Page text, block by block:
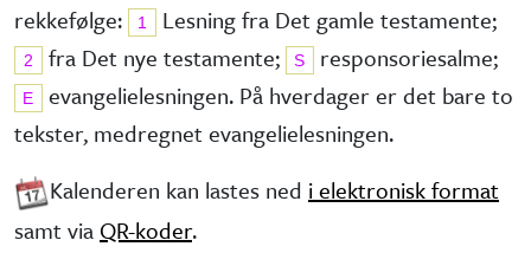
rekkefølge:
1 Lesning fra Det gamle testa­mente;
2 fra Det nye testa­mente; S responsorie­salme;
E
evangelie­lesningen. På hverdager er det bare to
tekster, medregnet evangelielesningen.
Kalenderen kan lastes ned i elektronisk format
samt via QR-koder.